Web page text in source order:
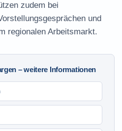
zudem bei
und
regionalen Arbeitsmarkt.
– weitere Informationen